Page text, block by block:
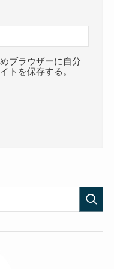
ブラウザーに自分
トを保存する。